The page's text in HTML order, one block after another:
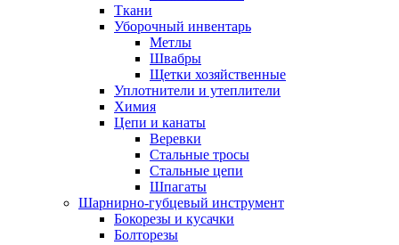
Ткани
Уборочный инвентарь
Метлы
Швабры
Щетки хозяйственные
Уплотнители и утеплители
Химия
Цепи и канаты
Веревки
Стальные тросы
Стальные цепи
Шпагаты
Шарнирно-губцевый инструмент
Бокорезы и кусачки
Болторезы